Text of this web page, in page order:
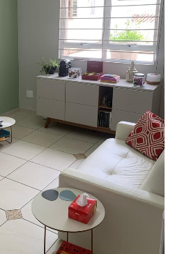
perfeita. Ela
maravilhosa é uma
Uma das maiores
atenciosa ela é,
disponível dentro e
E por fim queria
me ajudou e continua